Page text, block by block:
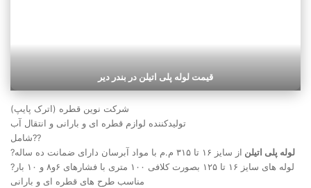
قیمت لوله پلی اتیلن در بندر دیر
شرکت نوین قطره (اترک پایپ)
تولیدکننده لوازم قطره ای و بارانی و انتقال آب
شامل??
?
لوله پلی اتیلن از سایز ۱۶ تا ۳۱۵ م.م با مواد آبرسان دارای ضمانت ده ساله
?لوله های سایز ۱۶ تا ۱۲۵ بصورت کلافی ۱۰۰ متری با فشارهای ۶و۸ و ۱۰ بار
مناسب طرح های قطره ای و بارانی